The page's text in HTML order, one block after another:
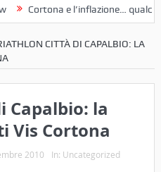
Cortona e l’inflazione… qualche
CITTÀ DI CAPALBIO: LA
la
Vis Cortona
2010 In: Uncategorized